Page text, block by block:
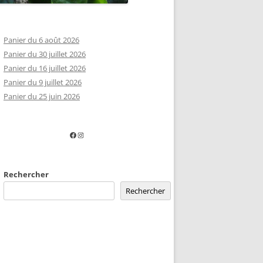
Panier du 6 août 2026
Panier du 30 juillet 2026
Panier du 16 juillet 2026
Panier du 9 juillet 2026
Panier du 25 juin 2026
Facebook
Instagram
Rechercher
Rechercher